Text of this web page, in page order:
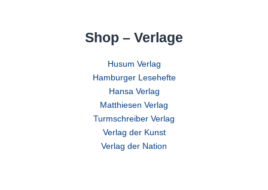
Shop – Verlage
Husum Verlag
Hamburger Lesehefte
Hansa Verlag
Matthiesen Verlag
Turmschreiber Verlag
Verlag der Kunst
Verlag der Nation